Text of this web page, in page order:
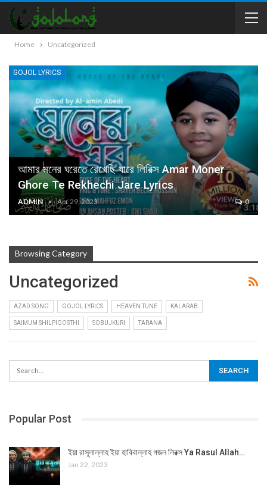
Home Uncategorized
GOJOL LYRICS
আমার মনের ঘরেতে রেখেছি যারে লিরিক্স Amar Moner
Ghore Te Rekhechi Jare Lyrics
ADMIN Apr 29, 2023 0
Browsing Category
Uncategorized
AZAD SONG GOJOL LYRICS HEAVEN TUNE KALARAB
SAIMUM SHILPIGOSTHI SOBUJKURI TARANA
Popular Post
ইয়া রাসূলাল্লাহ ইয়া হাবিবাল্লাহ গজল লিরক্স Ya Rasul Allah…
Jan 22, 2023